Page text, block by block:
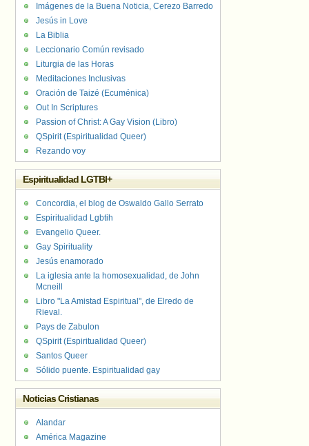
Imágenes de la Buena Noticia, Cerezo Barredo
Jesús in Love
La Biblia
Leccionario Común revisado
Liturgia de las Horas
Meditaciones Inclusivas
Oración de Taizé (Ecuménica)
Out In Scriptures
Passion of Christ: A Gay Vision (Libro)
QSpirit (Espiritualidad Queer)
Rezando voy
Espiritualidad LGTBI+
Concordia, el blog de Oswaldo Gallo Serrato
Espiritualidad Lgbtih
Evangelio Queer.
Gay Spirituality
Jesús enamorado
La iglesia ante la homosexualidad, de John
Mcneill
Libro "La Amistad Espiritual", de Elredo de
Rieval.
Pays de Zabulon
QSpirit (Espiritualidad Queer)
Santos Queer
Sólido puente. Espiritualidad gay
Noticias Cristianas
Alandar
América Magazine